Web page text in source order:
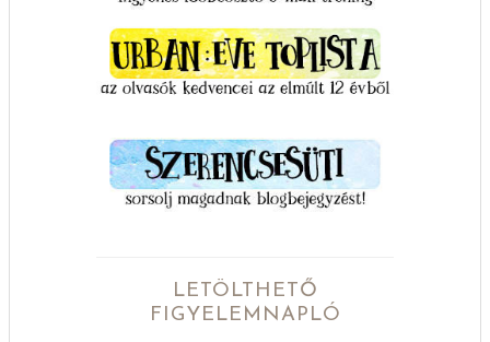
LETÖLTHETŐ
FIGYELEMNAPLÓ